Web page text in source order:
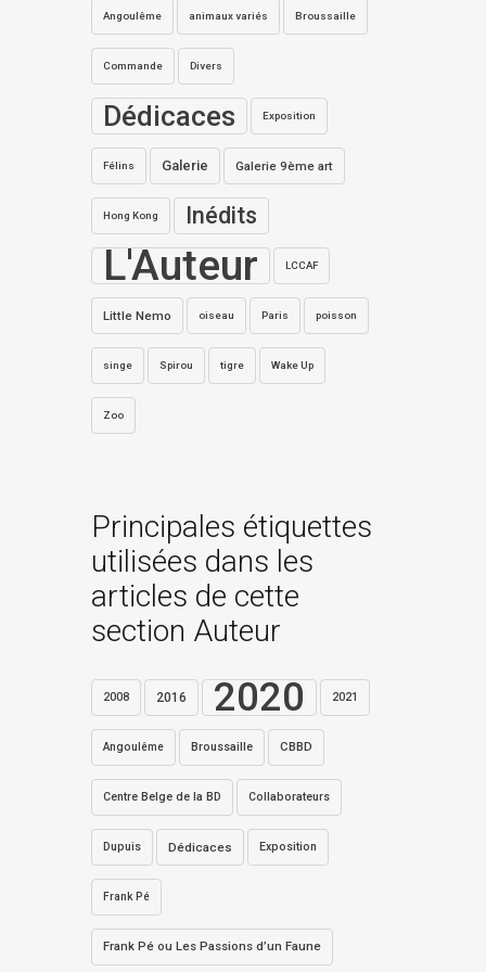
Angoulême animaux variés Broussaille
Commande Divers
Dédicaces Exposition
Félins Galerie Galerie 9ème art
Hong Kong Inédits
L'Auteur LCCAF
Little Nemo oiseau Paris poisson
singe Spirou tigre Wake Up
Zoo
Principales étiquettes
utilisées dans les
articles de cette
section Auteur
2008 2016 2020 2021
Angoulême Broussaille CBBD
Centre Belge de la BD Collaborateurs
Dupuis Dédicaces Exposition
Frank Pé
Frank Pé ou Les Passions d’un Faune